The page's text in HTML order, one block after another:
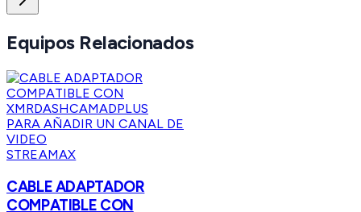
Equipos Relacionados
STREAMAX
CABLE ADAPTADOR
COMPATIBLE CON